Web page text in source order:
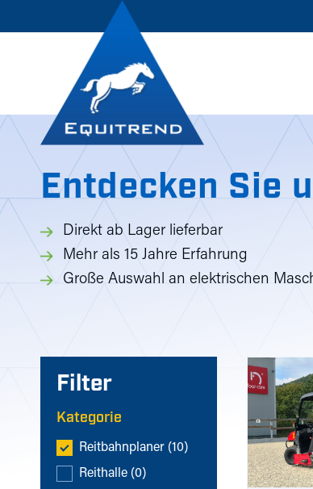
Entdecken Sie
Direkt ab Lager lieferbar
Mehr als 15 Jahre Erfahrung
Große Auswahl an elektrischen
Filter
Kategorie
Kategorie
Reitbahnplaner (10)
Reithalle (0)